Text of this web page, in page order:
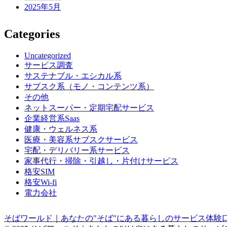
2025年5月
Categories
Uncategorized
サービス調査
サステナブル・エシカル系
サブスク系（モノ・コンテンツ系）
その他
ネットスーパー・定期宅配サービス
企業経営系Saas
健康・ウェルネス系
医療・美容系サブスクサービス
宅配・デリバリー系サービス
家事代行・掃除・引越し・片付けサービス
格安SIM
格安Wi-fi
電力会社
そばワールド｜あなたの"そば"にある暮らしのサービス体験